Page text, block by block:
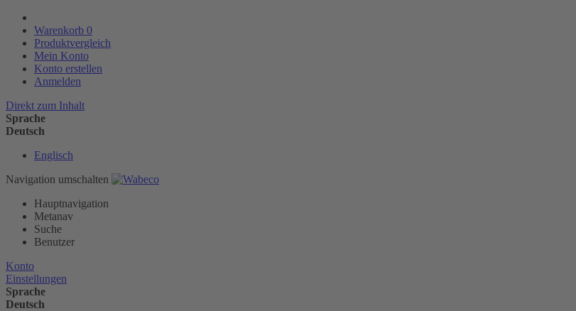
Warenkorb 0
Produktvergleich
Mein Konto
Konto erstellen
Anmelden
Direkt zum Inhalt
Sprache
Deutsch
Englisch
Navigation umschalten
Hauptnavigation
Metanav
Suche
Benutzer
Konto
Einstellungen
Sprache
Deutsch